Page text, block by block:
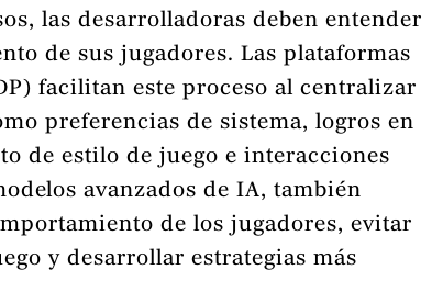
las desarrolladoras deben entender
de sus jugadores. Las plataformas
facilitan este proceso al centralizar
preferencias de sistema, logros en
de estilo de juego e interacciones
avanzados de IA, también
de los jugadores, evitar
y desarrollar estrategias más